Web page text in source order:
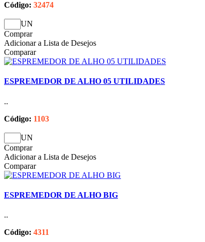
Código: 32474
UN
Comprar
Adicionar a Lista de Desejos
Comparar
ESPREMEDOR DE ALHO 05 UTILIDADES
..
Código: 1103
UN
Comprar
Adicionar a Lista de Desejos
Comparar
ESPREMEDOR DE ALHO BIG
..
Código: 4311